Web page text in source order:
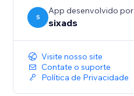
S
App desenvolvido por
sixads
Visite nosso site
Contate o suporte
Política de Privacidade